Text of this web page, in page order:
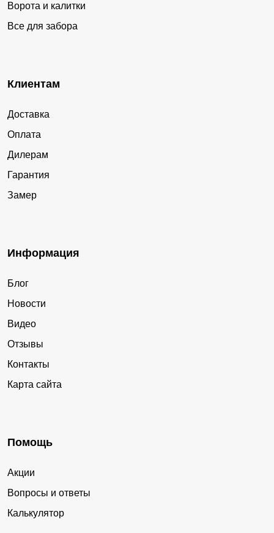
Ворота и калитки
Все для забора
Клиентам
Доставка
Оплата
Дилерам
Гарантия
Замер
Информация
Блог
Новости
Видео
Отзывы
Контакты
Карта сайта
Помощь
Акции
Вопросы и ответы
Калькулятор